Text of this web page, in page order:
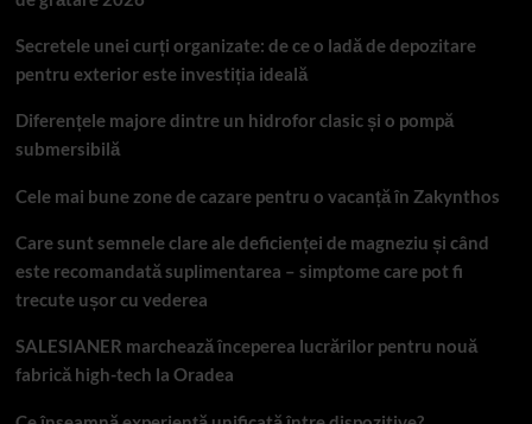
Secretele unei curți organizate: de ce o ladă de depozitare
pentru exterior este investiția ideală
Diferențele majore dintre un hidrofor clasic și o pompă
submersibilă
Cele mai bune zone de cazare pentru o vacanță în Zakynthos
Care sunt semnele clare ale deficienței de magneziu și când
este recomandată suplimentarea – simptome care pot fi
trecute ușor cu vederea
SALESIANER marchează începerea lucrărilor pentru nouă
fabrică high-tech la Oradea